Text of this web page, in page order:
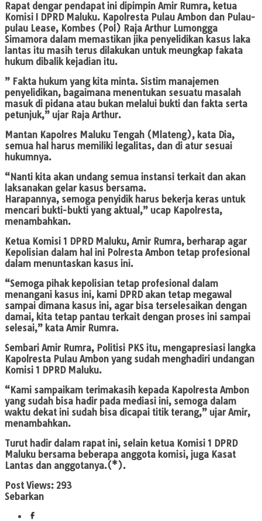
Rapat dengar pendapat ini dipimpin Amir Rumra, ketua
Komisi I DPRD Maluku. Kapolresta Pulau Ambon dan Pulau-
pulau Lease, Kombes (Pol) Raja Arthur Lumongga
Simamora dalam memastikan jika penyelidikan kasus laka
lantas itu masih terus dilakukan untuk meungkap fakata
hukum dibalik kejadian itu.
” Fakta hukum yang kita minta. Sistim manajemen
penyelidikan, bagaimana menentukan sesuatu masalah
masuk di pidana atau bukan melalui bukti dan fakta serta
petunjuk,” ujar Raja Arthur.
Mantan Kapolres Maluku Tengah (Mlateng), kata Dia,
semua hal harus memiliki legalitas, dan di atur sesuai
hukumnya.
“Nanti kita akan undang semua instansi terkait dan akan
laksanakan gelar kasus bersama.
Harapannya, semoga penyidik harus bekerja keras untuk
mencari bukti-bukti yang aktual,” ucap Kapolresta,
menambahkan.
Ketua Komisi 1 DPRD Maluku, Amir Rumra, berharap agar
Kepolisian dalam hal ini Polresta Ambon tetap profesional
dalam menuntaskan kasus ini.
“Semoga pihak kepolisian tetap profesional dalam
menangani kasus ini, kami DPRD akan tetap megawal
sampai dimana kasus ini, agar bisa terselesaikan dengan
damai, kita tetap pantau terkait dengan proses ini sampai
selesai,” kata Amir Rumra.
Sembari Amir Rumra, Politisi PKS itu, mengapresiasi langka
Kapolresta Pulau Ambon yang sudah menghadiri undangan
Komisi 1 DPRD Maluku.
“Kami sampaikam terimakasih kepada Kapolresta Ambon
yang sudah bisa hadir pada mediasi ini, semoga dalam
waktu dekat ini sudah bisa dicapai titik terang,” ujar Amir,
menambahkan.
Turut hadir dalam rapat ini, selain ketua Komisi 1 DPRD
Maluku bersama beberapa anggota komisi, juga Kasat
Lantas dan anggotanya.(*).
Post Views: 293
Sebarkan